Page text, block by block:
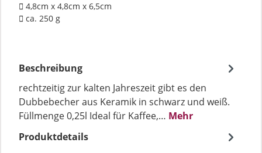
4,8cm x 4,8cm x 6,5cm
ca. 250 g
Beschreibung
rechtzeitig zur kalten Jahreszeit gibt es den
Dubbebecher aus Keramik in schwarz und weiß.
Füllmenge 0,25l Ideal für Kaffee,… Mehr
Produktdetails